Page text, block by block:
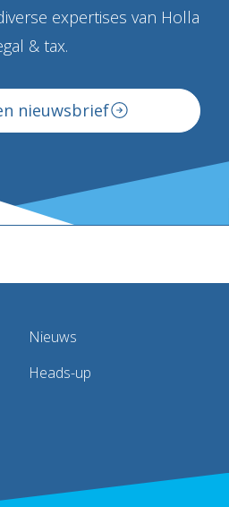
expertises van Holla
& tax.
nieuwsbrief
Nieuws
Heads-up